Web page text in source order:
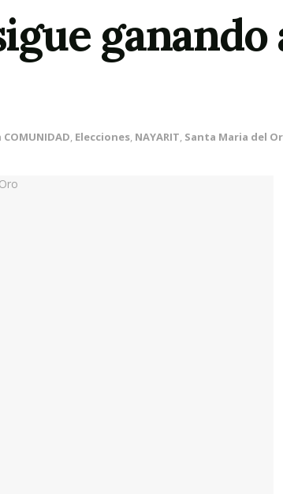
ganando
COMUNIDAD, Elecciones, NAYARIT, Santa Maria del